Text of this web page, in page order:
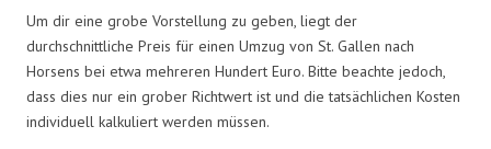
Um dir eine grobe Vorstellung zu geben, liegt der
durchschnittliche Preis für einen Umzug von St. Gallen nach
Horsens bei etwa mehreren Hundert Euro. Bitte beachte jedoch,
dass dies nur ein grober Richtwert ist und die tatsächlichen Kosten
individuell kalkuliert werden müssen.